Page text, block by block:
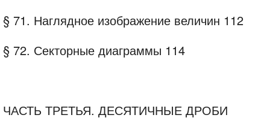
§ 71. Наглядное изображение величин 112
§ 72. Секторные диаграммы 114
ЧАСТЬ ТРЕТЬЯ. ДЕСЯТИЧНЫЕ ДРОБИ